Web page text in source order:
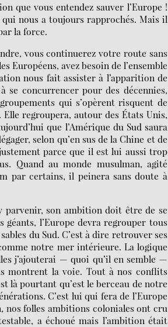
que vous entendez sauver l’Europe !
qui nous a toujours rapprochés. Mais il
la force.
vous continuerez votre route sans
Européens, avez besoin de l’ensemble
nous fait assister à l’apparition de
se concurrencer pour des décennies,
qui s’opèrent risquent de
regroupera, autour des États Unis,
que l’Amérique du Sud saura
selon qu’en sus de la Chine et de
parce que il est lui aussi trop
Quand au monde musulman, agité
par certains, il peinera sans doute à
parvenir, son ambition doit être de se
l’Europe devra regrouper tous
du Sud. C’est à dire retrouver ses
notre mer intérieure. La logique
j’ajouterai — quoi qu’il en semble —
montrent la voie. Tout à nos conflits
là pourtant qu’est le berceau de notre
C’est lui qui fera de l’Europe
nos folles ambitions coloniales ont cru
a échoué mais l’ambition était